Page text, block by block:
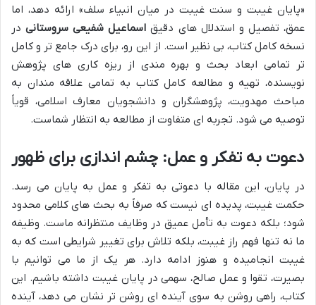
«پایان غیبت و سنت غیبت در میان انبیاء سلف» ارائه دهد، اما
عمق، تفصیل و استدلال های دقیق اسماعیل شفیعی سروستانیدر
نسخه کامل کتاب، بی نظیر است. از این رو، برای درک جامع تر و کامل
تر تمامی ابعاد بحث و بهره مندی از ریزه کاری های پژوهش
نویسنده، تهیه و مطالعه کامل کتاب به تمامی علاقه مندان به
مباحث مهدویت، پژوهشگران و دانشجویان معارف اسلامی، قویاً
توصیه می شود. تجربه ای متفاوت از مطالعه به انتظار شماست.
دعوت به تفکر و عمل: چشم اندازی برای ظهور
در پایان، این مقاله با دعوتی به تفکر و عمل به پایان می رسد.
حکمت غیبت، پدیده ای نیست که صرفاً به بحث های کلامی محدود
شود؛ بلکه دعوت به تأمل عمیق در وظایف منتظرانه ماست. وظیفه
ما نه تنها فهم راز غیبت، بلکه تلاش برای تغییر شرایطی است که به
غیبت انجامیده و هنوز ادامه دارد. هر یک از ما می توانیم با
بصیرت، تقوا و عمل صالح، سهمی در پایان غیبت داشته باشیم. این
کتاب، راهی روشن به سوی آینده ای روشن تر نشان می دهد، آینده